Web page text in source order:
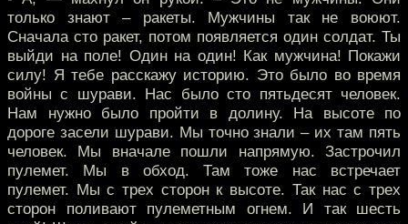
только знают – ракеты. Мужчины так не воюют.
Сначала сто ракет, потом появляется один солдат. Ты
выйди на поле! Один на один! Как мужчина! Покажи
силу! Я тебе расскажу историю. Это было во время
войны с шурави. Нас было сто пятьдесят человек.
Нам нужно было пройти в долину. На высоте по
дороге засели шурави. Мы точно знали – их там пять
человек. Мы вначале пошли напрямую. Застрочил
пулемет. Мы в обход. Там тоже нас встречает
пулемет. Мы с трех сторон к высоте. Так нас с трех
сторон поливают пулеметным огнем. И так шесть